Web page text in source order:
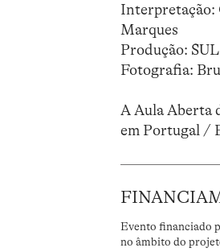
Interpretação:
Marques
Produção:
Fotografia:
A Aula Aberta
em Portugal /
Evento financiado
no âmbito do